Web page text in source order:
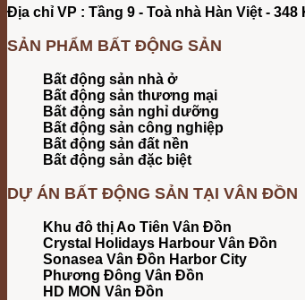
Địa chỉ VP : Tầng 9 - Toà nhà Hàn Việt -
SẢN PHẨM BẤT ĐỘNG SẢN
Bất động sản nhà ở
Bất động sản thương mại
Bất động sản nghỉ dưỡng
Bất động sản công nghiệp
Bất động sản đất nền
Bất động sản đặc biệt
DỰ ÁN BẤT ĐỘNG SẢN TẠI VÂN ĐỒN
Khu đô thị Ao Tiên Vân Đồn
Crystal Holidays Harbour Vân Đồn
Sonasea Vân Đồn Harbor City
Phương Đông Vân Đồn
HD MON Vân Đồn